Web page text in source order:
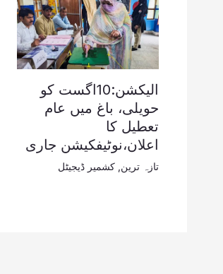
الیکشن:10اگست کو
حویلی، باغ میں عام
تعطیل کا
اعلان،نوٹیفکیشن جاری
تازہ ترین کشمیر ڈیجیٹل